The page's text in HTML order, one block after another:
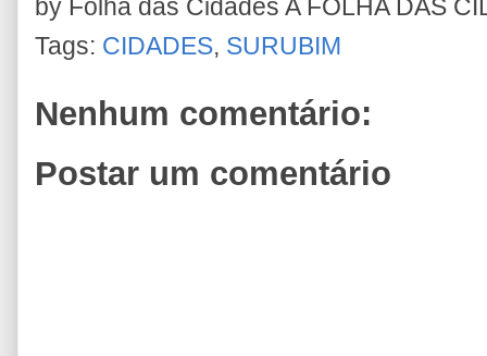
by Folha das Cidades A FOLHA DAS
Tags: CIDADES, SURUBIM
Nenhum comentário:
Postar um comentário